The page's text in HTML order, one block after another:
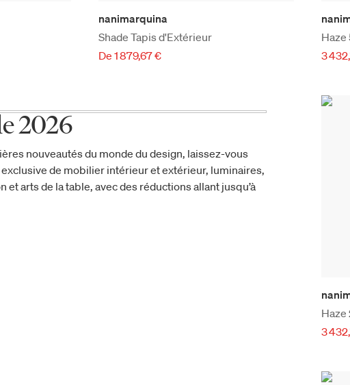
nanimarquina
Shade Tapis d'Extérieur
De 1 879,67 €
Haze
3
2026
nouveautés du monde du design, laissez-vous
de mobilier intérieur et extérieur, luminaires,
et arts de la table, avec des réductions allant jusqu’à
Haze
3